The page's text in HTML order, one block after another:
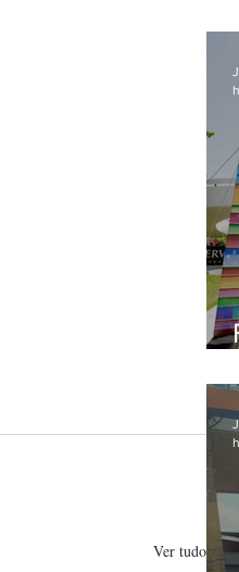
Ver tudo